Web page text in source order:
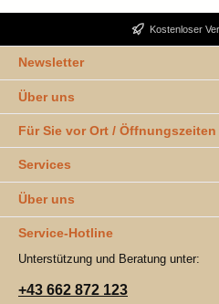
Kostenloser
Newsletter
Über uns
Für Sie vor Ort / Öffnungszeiten
Services
Über uns
Service-Hotline
Unterstützung und Beratung unter:
+43 662 872 123